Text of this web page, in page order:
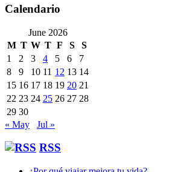
Calendario
June 2026
M T W T F S
S
1
2 3 4 5 6
7
8
9 10 11 12 13 14
15 16 17 18 19 20 21
22 23 24 25 26 27 28
29 30
« May
Jul »
RSS